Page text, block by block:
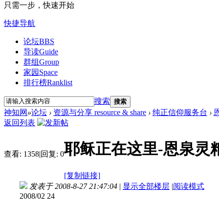
只需一步，快速开始
快捷导航
论坛BBS
导读Guide
群组Group
家园 Space
排行榜Ranklist
搜索 搜索
神知网 »论坛 › 资源与分享 resource & share › 纯正信仰服务台 ›
返回列表
查看: 1358|回复: 0耶稣正在这里-恩泉灵
[复制链接]
发表于 2008-8-27 21:47:04 | 显示全部楼层 |阅读模式
2008/02 24